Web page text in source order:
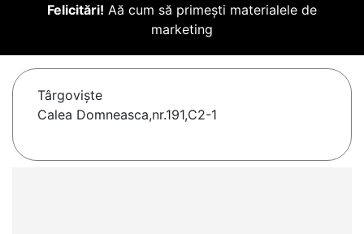
Felicitări! Aă cum să primești materialele de
marketing
Târgovişte
Calea Domneasca,nr.191,C2-1